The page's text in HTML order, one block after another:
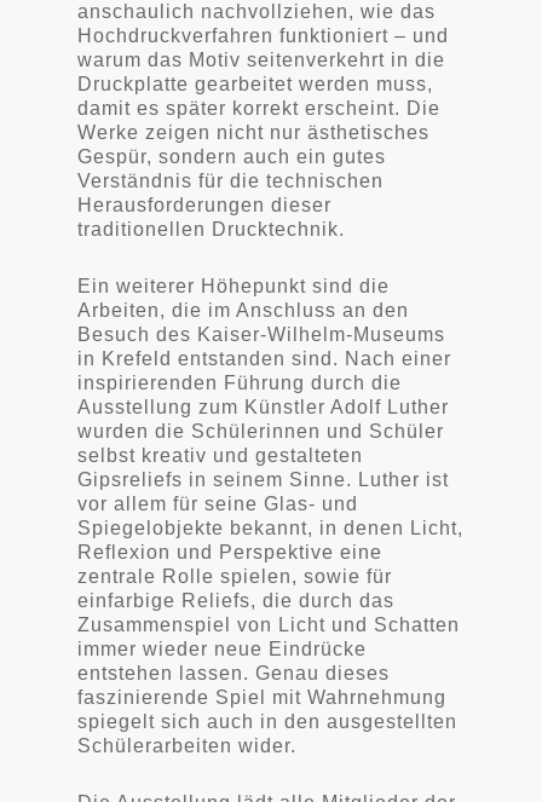
anschaulich nachvollziehen, wie das
Hochdruckverfahren funktioniert – und
warum das Motiv seitenverkehrt in die
Druckplatte gearbeitet werden muss,
damit es später korrekt erscheint. Die
Werke zeigen nicht nur ästhetisches
Gespür, sondern auch ein gutes
Verständnis für die technischen
Herausforderungen dieser
traditionellen Drucktechnik.
Ein weiterer Höhepunkt sind die
Arbeiten, die im Anschluss an den
Besuch des Kaiser-Wilhelm-Museums
in Krefeld entstanden sind. Nach einer
inspirierenden Führung durch die
Ausstellung zum Künstler Adolf Luther
wurden die Schülerinnen und Schüler
selbst kreativ und gestalteten
Gipsreliefs in seinem Sinne. Luther ist
vor allem für seine Glas- und
Spiegelobjekte bekannt, in denen Licht,
Reflexion und Perspektive eine
zentrale Rolle spielen, sowie für
einfarbige Reliefs, die durch das
Zusammenspiel von Licht und Schatten
immer wieder neue Eindrücke
entstehen lassen. Genau dieses
faszinierende Spiel mit Wahrnehmung
spiegelt sich auch in den ausgestellten
Schülerarbeiten wider.